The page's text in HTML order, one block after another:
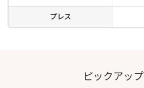
プレス
ピックアップ